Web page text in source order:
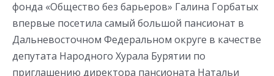
фонда «Общество без барьеров» Галина Горбатых
впервые посетила самый большой пансионат в
Дальневосточном Федеральном округе в качестве
депутата Народного Хурала Бурятии по
приглашению директора пансионата Натальи